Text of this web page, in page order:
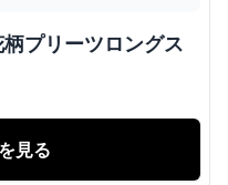
プリーツロングス
見る